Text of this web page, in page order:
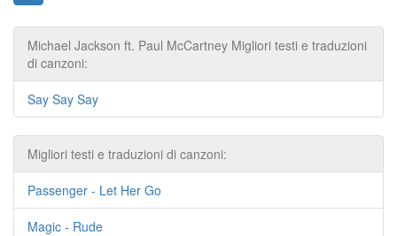
Michael Jackson ft. Paul McCartney Migliori testi e traduzioni
di canzoni:
Say Say Say
Migliori testi e traduzioni di canzoni:
Passenger - Let Her Go
Magic - Rude